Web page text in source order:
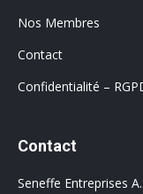
Nos Membres
Contact
Confidentialité –
Contact
Seneffe Entreprises